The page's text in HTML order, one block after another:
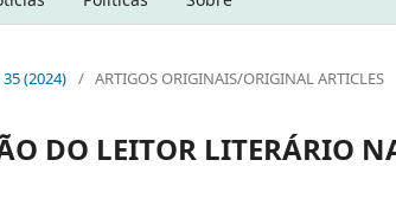
35 (2024) / ARTIGOS ORIGINAIS/ORIGINAL ARTICLES
DO LEITOR LITERÁRIO